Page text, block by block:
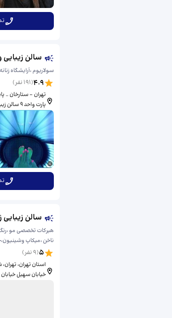
سالن زیبایی
سولاریوم ،آرایشگاه
4.9
(
191 نفر)
پارت واحد ۹ سالن زیبایی وسولاریم مهیسا، ​پلاک ۷۷۶
سالن زیبایی
هیرکات تخصصی مو
ناخن ،میکاپ
5
(
9 نفر)
استان تهران،
خیابان سهیل خیابان